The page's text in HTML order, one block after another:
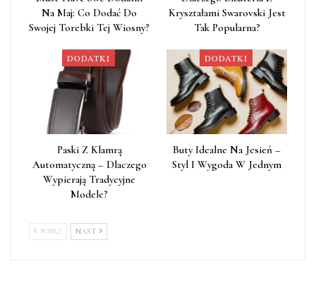
Na Maj: Co Dodać Do
Swojej Torebki Tej Wiosny?
Kryształami Swarovski Jest
Tak Popularna?
DODATKI
Paski Z Klamrą
Automatyczną – Dlaczego
Wypierają Tradycyjne
Modele?
DODATKI
Buty Idealne Na Jesień –
Styl I Wygoda W Jednym
POPRZ NAST